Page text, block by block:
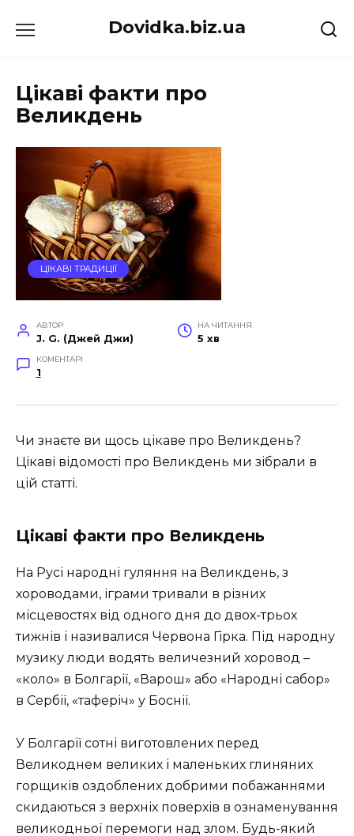
до
Dovidka.biz.ua
Цікаві факти про
Великдень
ЦІКАВІ ТРАДИЦІЇ
АВТОР
J. G. (Джей Джи)
НА ЧИТАННЯ
5 хв
КОМЕНТАРІ
1
Чи знаєте ви щось цікаве про Великдень?
Цікаві відомості про Великдень ми зібрали в
цій статті.
Цікаві факти про Великдень
На Русі народні гуляння на Великдень, з
хороводами, іграми тривали в різних
місцевостях від одного дня до двох-трьох
тижнів і називалися Червона Гірка. Під народну
музику люди водять величезний хоровод –
«коло» в Болгарії, «Варош» або «Народні сабор»
в Сербії, «таферіч» у Боснії.
У Болгарії сотні виготовлених перед
Великоднем великих і маленьких глиняних
горщиків оздоблених добрими побажаннями
скидаються з верхніх поверхів в ознаменування
великодньої перемоги над злом. Будь-який